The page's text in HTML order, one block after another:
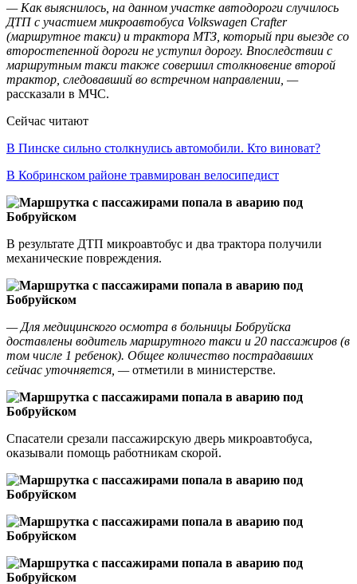
— Как выяснилось, на данном участке автодороги случилось
ДТП с участием микроавтобуса Volkswagen Crafter
(маршрутное такси) и трактора МТЗ, который при выезде со
второстепенной дороги не уступил дорогу. Впоследствии с
маршрутным такси также совершил столкновение второй
трактор, следовавший во встречном направлении, —
рассказали в МЧС.
Сейчас читают
В Пинске сильно столкнулись автомобили. Кто виноват?
В Кобринском районе травмирован велосипедист
В результате ДТП микроавтобус и два трактора получили
механические повреждения.
— Для медицинского осмотра в больницы Бобруйска
доставлены водитель маршрутного такси и 20 пассажиров (в
том числе 1 ребенок). Общее количество пострадавших
сейчас уточняется, —отметили в министерстве.
Спасатели срезали пассажирскую дверь микроавтобуса,
оказывали помощь работникам скорой.